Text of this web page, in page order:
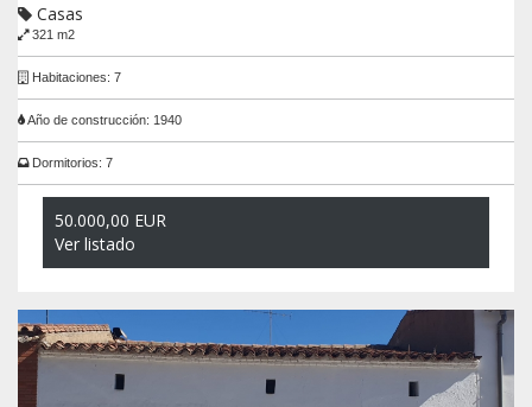
Casas
321 m2
Habitaciones: 7
Año de construcción: 1940
Dormitorios: 7
50.000,00 EUR
Ver listado